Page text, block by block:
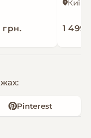
грн.
Київ
1
Pinterest